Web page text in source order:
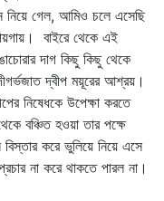
নিয়ে গেল, আমিও চলে এসেছি
বাইরে থেকে এই
দাগ কিছু কিছু থেকে
দ্বীপ ময়ূরের আশ্রয়।
নিষেধকে উপেক্ষা করতে
বঞ্চিত হওয়া তার পক্ষে
করে ভুলিয়ে নিয়ে এসে
না করে থাকতে পারল না।